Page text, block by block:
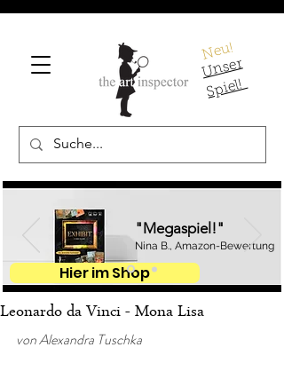
Neu!
U
ns
er
S
pi
el!
"Megaspiel!"
Nina B., Amazon-Bewertung
Hier im Shop
Leonardo da Vinci - Mona Lisa
von Alexandra Tuschka